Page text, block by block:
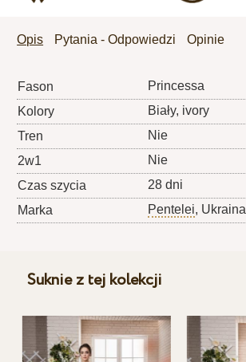
Opis Pytania - Odpowiedzi Opinie
Fason
Princessa
Kolory
Biały, ivory
Tren
Nie
2w1
Nie
Czas szycia
28 dni
Marka
Pentelei, Ukraina
Suknie z tej kolekcji